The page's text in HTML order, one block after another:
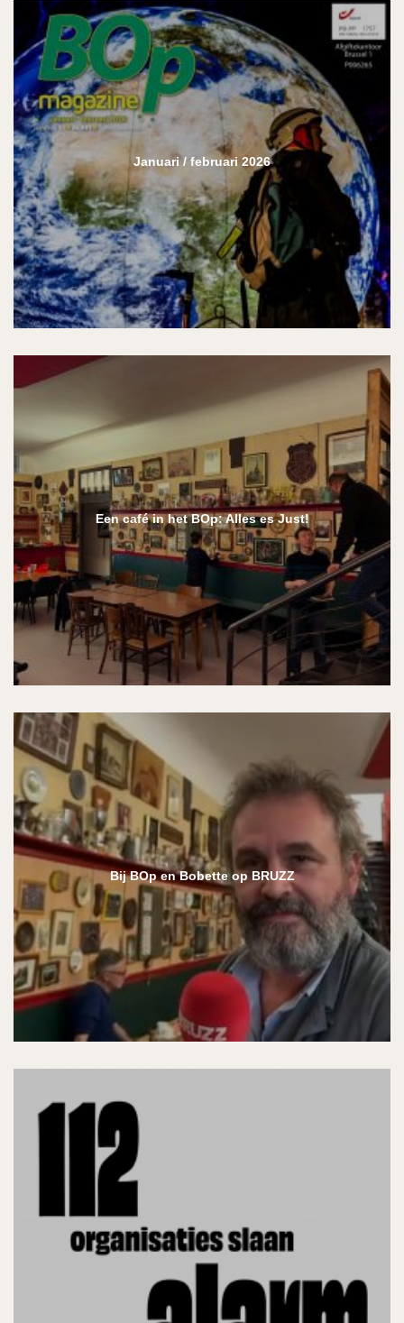
Januari / februari 2026
Een café in het BOp: Alles es Just!
Bij BOp en Bobette op BRUZZ